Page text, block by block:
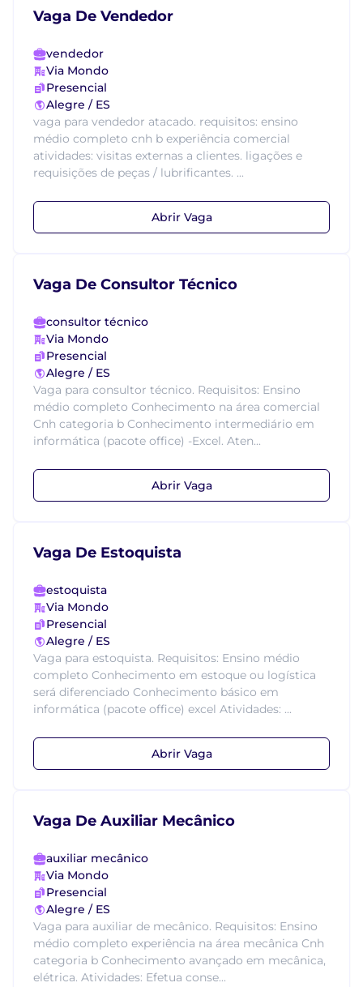
Vaga De Vendedor
vendedor
Via Mondo
Presencial
Alegre / ES
vaga para vendedor atacado. requisitos: ensino
médio completo cnh b experiência comercial
atividades: visitas externas a clientes. ligações e
requisições de peças / lubrificantes. ...
Abrir Vaga
Vaga De Consultor Técnico
consultor técnico
Via Mondo
Presencial
Alegre / ES
Vaga para consultor técnico. Requisitos: Ensino
médio completo Conhecimento na área comercial
Cnh categoria b Conhecimento intermediário em
informática (pacote office) -Excel. Aten...
Abrir Vaga
Vaga De Estoquista
estoquista
Via Mondo
Presencial
Alegre / ES
Vaga para estoquista. Requisitos: Ensino médio
completo Conhecimento em estoque ou logística
será diferenciado Conhecimento básico em
informática (pacote office) excel Atividades: ...
Abrir Vaga
Vaga De Auxiliar Mecânico
auxiliar mecânico
Via Mondo
Presencial
Alegre / ES
Vaga para auxiliar de mecânico. Requisitos: Ensino
médio completo experiência na área mecânica Cnh
categoria b Conhecimento avançado em mecânica,
elétrica. Atividades: Efetua conse...